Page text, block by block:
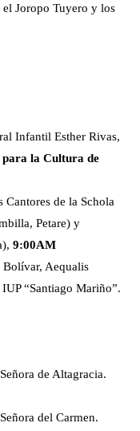
el Joropo Tuyero y los
Infantil Esther Rivas,
para la Cultura de
Cantores de la Schola
Petare) y
9:00AM
Aequalis
“Santiago Mariño”.
de Altagracia.
del Carmen.